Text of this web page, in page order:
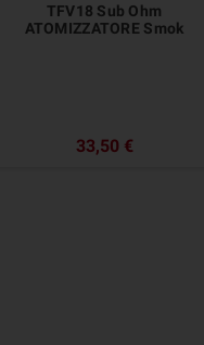
TFV18 Sub Ohm
ATOMIZZATORE Smok
33,50 €